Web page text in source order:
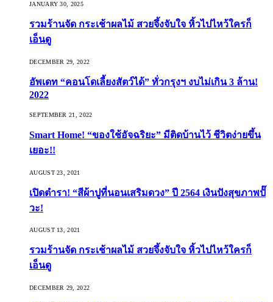
JANUARY 30, 2025
รวมร้านจัด กระเช้าผลไม้ สวยจึ้งจับใจ หิ้วไปไหว้ใครก็
เอ็นดู
DECEMBER 29, 2022
อัพเดท “คอนโดเลี้ยงสัตว์ได้” ทั่วกรุงฯ งบไม่เกิน 3 ล้าน!
2022
SEPTEMBER 21, 2022
Smart Home! “ของใช้อัจฉริยะ” มีติดบ้านไว้ ชีวิตง่ายขึ้น
เยอะ!!
AUGUST 23, 2021
เปิดตำรา! “สีผ้าปูที่นอนเสริมดวง” ปี 2564 เงินปังสุขภาพปั๊
วะ!
AUGUST 13, 2021
รวมร้านจัด กระเช้าผลไม้ สวยจึ้งจับใจ หิ้วไปไหว้ใครก็
เอ็นดู
DECEMBER 29, 2022